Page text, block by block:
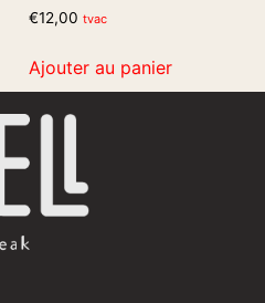
€12,00 tvac
Ajouter au panier